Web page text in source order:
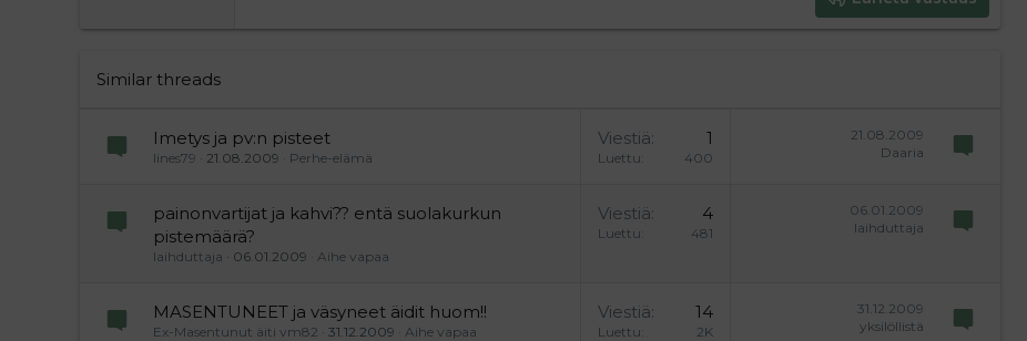
26
Similar threads
Imetys ja pv:n pisteet
Iines79 21.08.2009 Perhe-elämä
Viestiä 1
Luettu 400
21.08.2009
Daaria
painonvartijat ja kahvi?? entä suolakurkun
pistemäärä?
laihduttaja 06.01.2009 Aihe vapaa
Viestiä 4
Luettu 481
06.01.2009
laihduttaja
MASENTUNEET ja väsyneet äidit huom!!
Ex-Masentunut äiti vm82 31.12.2009 Aihe vapaa
Viestiä 14
Luettu 2K
31.12.2009
yksilöllistä